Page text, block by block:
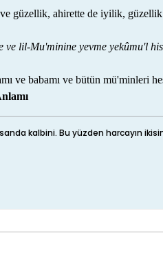
güzellik, ahirette de iyilik, güzellik
ve lil-Mu'minine yevme yekûmu'l
ve babamı ve bütün mü'minleri
kalbini. Bu yüzden harcayın